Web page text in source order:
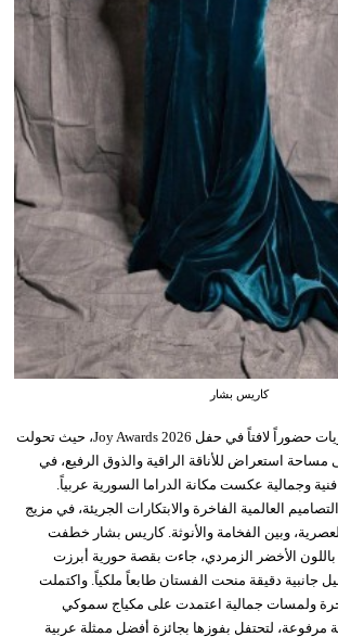
كاريس بشار
سجّلت النجمات السوريات حضوراً لافتاً في حفل Joy Awards 2026، حيث تحولت
مساحة استعراض للأناقة الراقية والذوق الرفيع، في
وجمالية عكست مكانة الدراما السورية عربياً.
العالمية الفاخرة والابتكارات الجريئة، في مزيج
وبين الفخامة والأنوثة. كاريس بشار خطفت
باللون الأخضر الزمردي، جاءت بقصة حورية أبرزت
جانبية دقيقة منحت الفستان طابعاً ملكياً. واكتملت
ولمسات جمالية اعتمدت على مكياج سموكي
مرفوعة، لتحتفل بفوزها بجائزة أفضل ممثلة عربية